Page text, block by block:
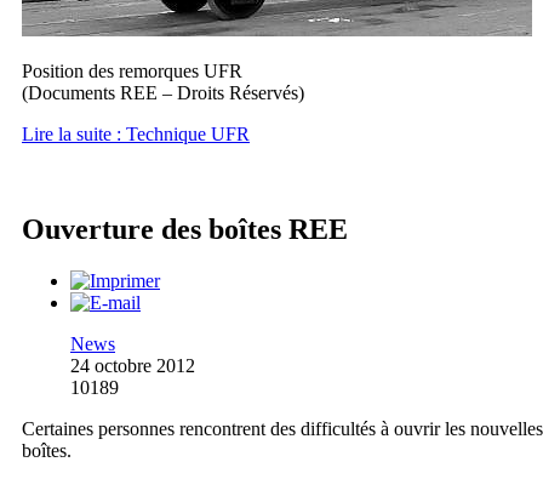
Position des remorques UFR
(Documents REE – Droits Réservés)
Lire la suite : Technique UFR
Ouverture des boîtes REE
News
24 octobre 2012
10189
Certaines personnes rencontrent des difficultés à ouvrir les nouvelles
boîtes.